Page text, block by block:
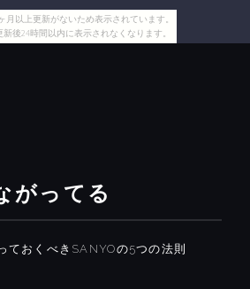
月以上更新がないため表示されています。
後24時間以内に表示されなくなります。
がってる
ておくべきSANYOの5つの法則